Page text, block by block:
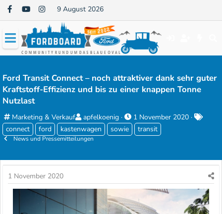
9 August 2026
Ford Transit Connect – noch attraktiver dank sehr guter
Kraftstoff-Effizienz und bis zu einer knappen Tonne
Nutzlast
K
a
g
o
r
Marketing & Verkauf
E
r
s
e
l
apfelkoenig
E
r
e
l
a
1 November 2020
S
a
w
o
r
connect ford kastenwagen sowie transit
News und Pressemitteilungen
1 November 2020